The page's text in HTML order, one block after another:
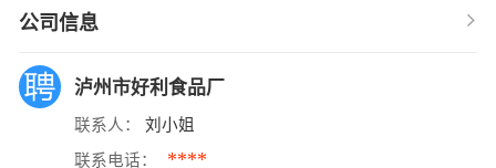
公司信息
泸州市好利食品厂
联系人： 刘小姐
联系电话： ****